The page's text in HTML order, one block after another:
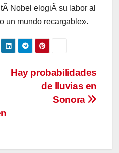
Nobel elogiÃ su labor al
un mundo recargable».
Hay probabilidades
de lluvias en
Sonora